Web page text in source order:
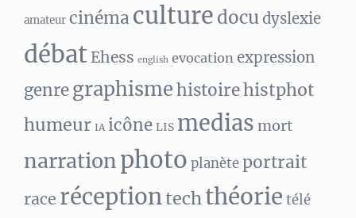
amateur cinémaculture docudyslexie
débat Ehess english evocation expression
genregraphismehistoirehistphot
humeur IA icône LIS medias mort
narrationphoto planèteportrait
race réceptiontechthéorie télé